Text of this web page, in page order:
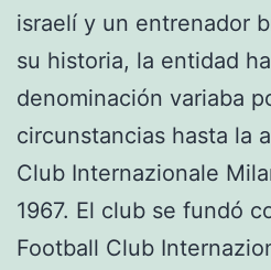
israelí y un entrenador
su historia, la entidad
denominación variaba
circunstancias hasta la
Club Internazionale
1967. El club se fundó
Football Club